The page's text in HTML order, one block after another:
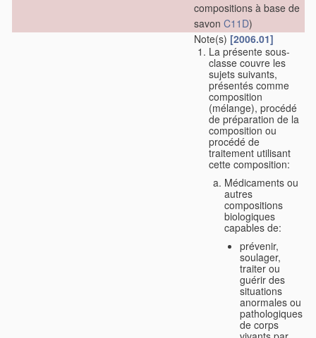
compositions à base de
savon C11D)
Note(s) [2006.01]
La présente sous-
classe couvre les
sujets suivants,
présentés comme
composition
(mélange), procédé
de préparation de la
composition ou
procédé de
traitement utilisant
cette composition:
Médicaments ou
autres
compositions
biologiques
capables de:
prévenir,
soulager,
traiter ou
guérir des
situations
anormales ou
pathologiques
de corps